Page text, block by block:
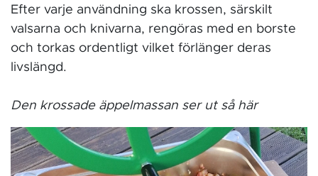
Efter varje användning ska krossen, särskilt
valsarna och knivarna, rengöras med en borste
och torkas ordentligt vilket förlänger deras
livslängd.
Den krossade äppelmassan ser ut så här